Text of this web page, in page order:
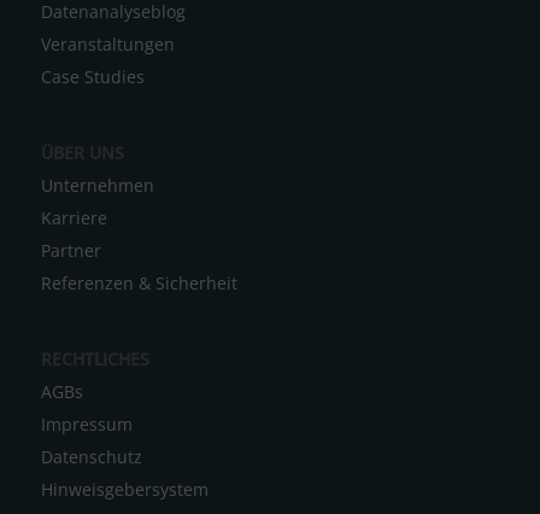
i
v
e
Datenanalyseblog
Veranstaltungen
Case Studies
ÜBER UNS
Unternehmen
Karriere
Partner
Referenzen & Sicherheit
RECHTLICHES
AGBs
Impressum
Datenschutz
Hinweisgebersystem